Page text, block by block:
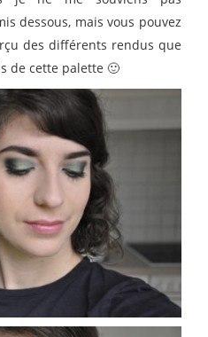
dessous, mais vous pouvez
des différents rendus que
de cette palette 🙂